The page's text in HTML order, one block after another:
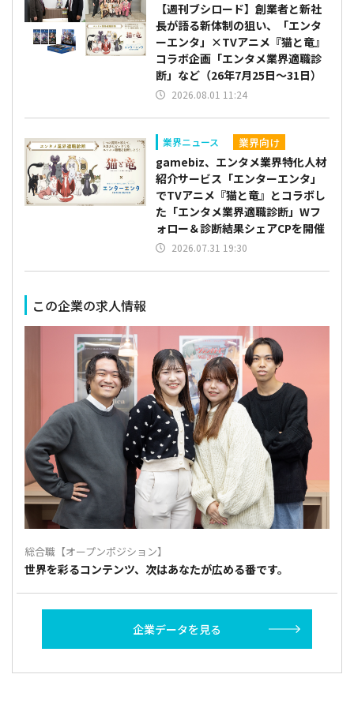
【週刊ブシロード】創業者と新社
長が語る新体制の狙い、「エンタ
ーエンタ」×TVアニメ『猫と竜』
コラボ企画「エンタメ業界適職診
断」など（26年7月25日～31日）
2026.08.01 11:24
業界ニュース 業界向け
gamebiz、エンタメ業界特化人材
紹介サービス「エンターエンタ」
でTVアニメ『猫と竜』とコラボし
た「エンタメ業界適職診断」Wフ
ォロー＆診断結果シェアCPを開催
2026.07.31 19:30
この企業の求人情報
総合職【オープンポジション】
世界を彩るコンテンツ、次はあなたが広める番です。
企業データを見る